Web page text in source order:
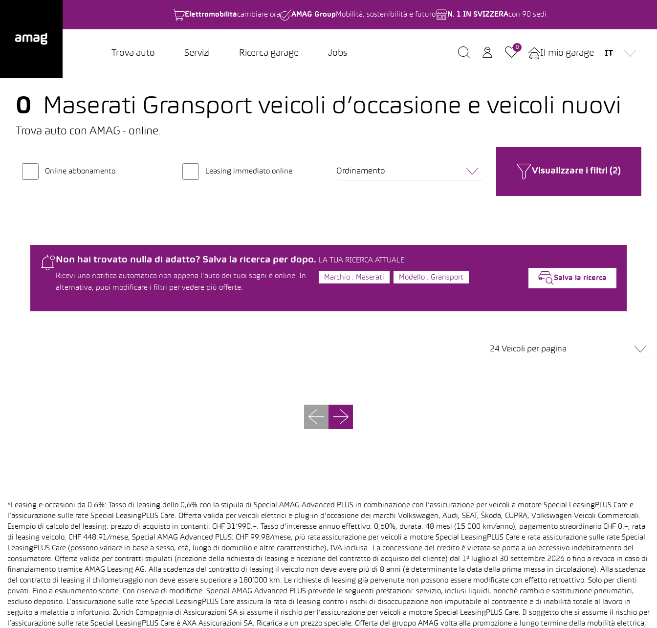
Elettromobilitàcambiare ora AMAG Group Mobilità, sostenibilità e futuro N. 1 IN SVIZZERAcon 90 sedi
Trova auto Servizi Ricerca garage Jobs
0
Il mio garage IT
0 Maserati Gransport veicoli d’occasione e veicoli nuovi
Trova auto con AMAG - online.
Online abbonamento Leasing immediato online Ordinamento Visualizzare i filtri (2)
Non hai trovato nulla di adatto? Salva la ricerca per dopo.
Ricevi una notifica automatica non appena l'auto dei tuoi sogni è online. In
alternativa, puoi modificare i filtri per vedere più offerte.
LA TUA RICERCA ATTUALE:
Marchio : Maserati Modello : Gransport Salva la ricerca
24 Veicoli per pagina
*Leasing e-occasioni da 0.6%: Tasso di leasing dello 0,6% con la stipula di Special AMAG Advanced PLUS in combinazione con l’assicurazione per veicoli a motore Special LeasingPLUS Care e
l’assicurazione sulle rate Special LeasingPLUS Care. Offerta valida per veicoli elettrici e plug-in d’occasione dei marchi Volkswagen, Audi, SEAT, Škoda, CUPRA, Volkswagen Veicoli Commerciali.
Esempio di calcolo del leasing: prezzo di acquisto in contanti: CHF 31’990.–. Tasso d’interesse annuo effettivo: 0,60%, durata: 48 mesi (15 000 km/anno), pagamento straordinario CHF 0.–, rata
di leasing veicolo: CHF 448.91/mese, Special AMAG Advanced PLUS: CHF 99.98/mese, più rata assicurazione per veicoli a motore Special LeasingPLUS Care e rata assicurazione sulle rate Special
LeasingPLUS Care (possono variare in base a sesso, età, luogo di domicilio e altre caratteristiche), IVA inclusa. La concessione del credito è vietata se porta a un eccessivo indebitamento del
consumatore. Offerta valida per contratti stipulati (ricezione della richiesta di leasing e ricezione del contratto di acquisto del cliente) dal 1° luglio al 30 settembre 2026 o fino a revoca in caso di
finanziamento tramite AMAG Leasing AG. Alla scadenza del contratto di leasing il veicolo non deve avere più di 8 anni (è determinante la data della prima messa in circolazione). Alla scadenza
del contratto di leasing il chilometraggio non deve essere superiore a 180’000 km. Le richieste di leasing già pervenute non possono essere modificate con effetto retroattivo. Solo per clienti
privati. Fino a esaurimento scorte. Con riserva di modifiche. Special AMAG Advanced PLUS prevede le seguenti prestazioni: servizio, inclusi liquidi, nonché cambio e sostituzione pneumatici,
escluso deposito. L’assicurazione sulle rate Special LeasingPLUS Care assicura la rata di leasing contro i rischi di disoccupazione non imputabile al contraente e di inabilità totale al lavoro in
seguito a malattia o infortunio. Zurich Compagnia di Assicurazioni SA si assume il rischio per l’assicurazione per veicoli a motore Special LeasingPLUS Care. Il soggetto che si assume il rischio per
l’assicurazione sulle rate Special LeasingPLUS Care è AXA Assicurazioni SA. Ricarica a un prezzo speciale: Offerta del gruppo AMAG volta alla promozione a lungo termine della mobilità elettrica,